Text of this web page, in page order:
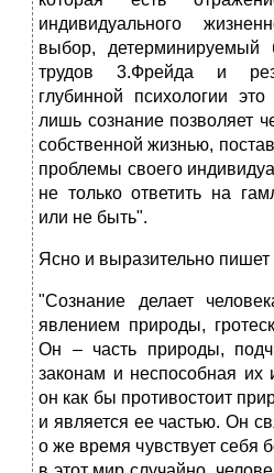
индивидуального
выбор, детерминируемый
трудов 3.Фрейда и
глубинной психологии
лишь сознание позволяет
собственной жизнью,
проблемы своего
не только ответить на
или не быть".
Ясно и выразительно
"Сознание делает
явлением природы,
Он – часть природы,
законам и неспособная их
он как бы противостоит
и является ее частью. Он
о же время чувствует